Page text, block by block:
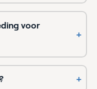
voor
+
+